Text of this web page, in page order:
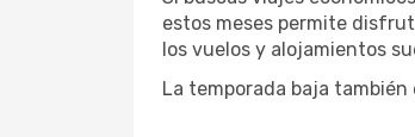
estos meses permite
los vuelos y alojamientos
La temporada baja